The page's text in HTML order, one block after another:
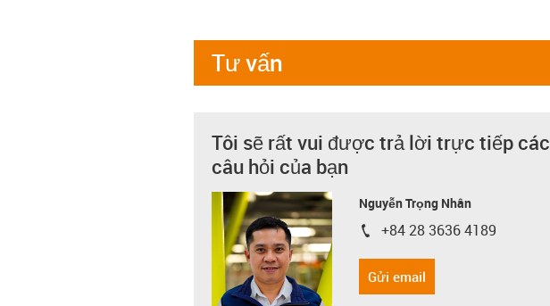
Tư vấn
Tôi sẽ rất vui được trả lời trực tiếp các
câu hỏi của bạn
Nguyễn Trọng Nhân
igus-icon-phone
+84 28 3636 4189
Gửi email